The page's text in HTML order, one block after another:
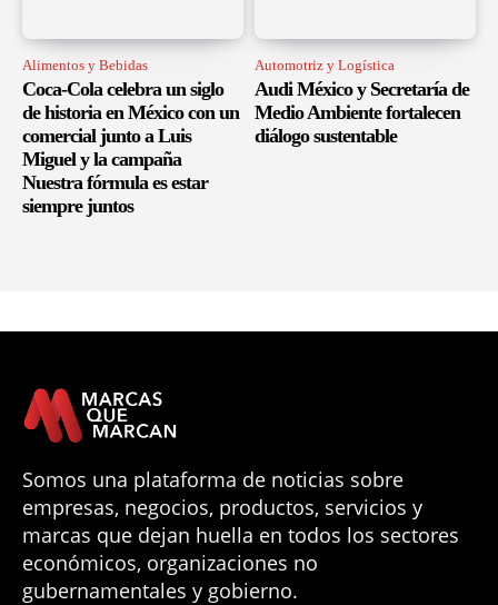
Alimentos y Bebidas
Coca-Cola celebra un siglo
de historia en México con un
comercial junto a Luis
Miguel y la campaña
Nuestra fórmula es estar
siempre juntos
Automotriz y Logística
Audi México y Secretaría de
Medio Ambiente fortalecen
diálogo sustentable
Somos una plataforma de noticias sobre
empresas, negocios, productos, servicios y
marcas que dejan huella en todos los sectores
económicos, organizaciones no
gubernamentales y gobierno.